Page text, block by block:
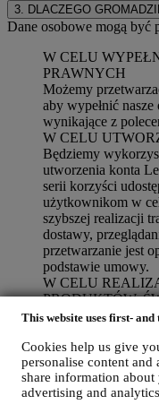
This website uses first-
Cookies help us give
personalise content and
share information
advertising and
3. DLACZEGO
Dane osobowe mogą być
W CELU
PRAWNYCH
Możemy
aby wypełnić
wynikające z
W CELU
Będziemy
utworzenia konta
serii korzyści
użytkownikom w
szybszej realizacji
dostawy,
przetwarzanie jest
podstawie umowy.
W CELU
PRODUKTÓW,
UDZIELANIA
stosunkiem
internetowej,
udzielania
umożliwienia